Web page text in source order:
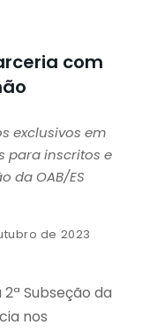
com
exclusivos em
para inscritos e
da OAB/ES
de 2023
Subseção da
nos